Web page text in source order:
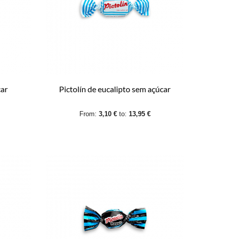
Pictolín de eucalipto sem açúcar
From: 3,10 € to: 13,95 €